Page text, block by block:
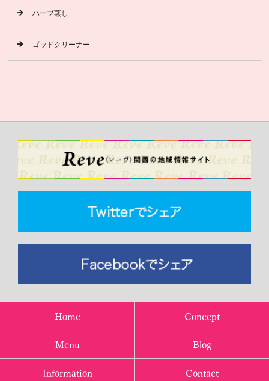
ハーブ蒸し
ゴッドクリーナー
Home
Concept
Menu
Blog
Information
Contact